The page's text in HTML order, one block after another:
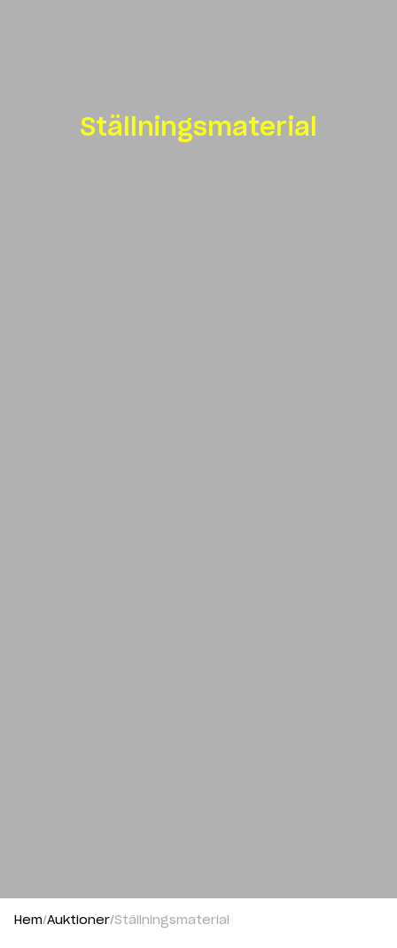
Ställningsmaterial
Hem Auktioner Ställningsmaterial